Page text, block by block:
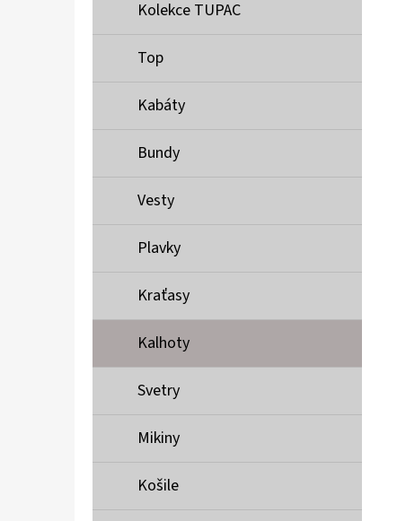
Kolekce TUPAC
Top
Kabáty
Bundy
Vesty
Plavky
Kraťasy
Kalhoty
Svetry
Mikiny
Košile
MUSTANG PÁSEK